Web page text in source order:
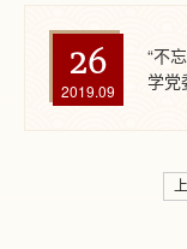
26
2019.09
“不
学党